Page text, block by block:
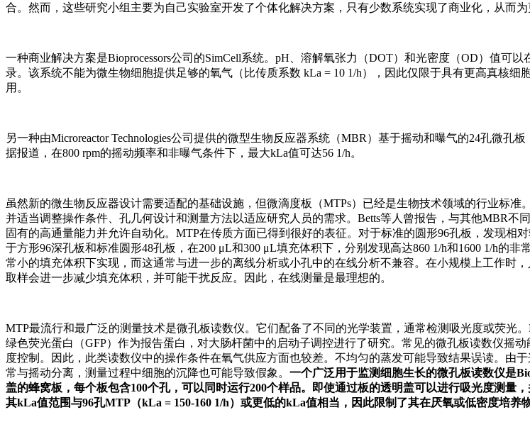
合。然而，这些研究小组主要为自己实验室开发了个体化解决方案，只有少数系统实现了商业化，从而为
一种商业解决方案是Bioprocessors公司的SimCell系统。pH、溶解氧张力（DOT）和光密度（OD）值可
录。该系统不能为微生物细胞提供足够的氧气（比传质系数 kLa = 10 1/h），因此仅限于具有更高真核细
用。
另一种由Microreactor Technologies公司提供的微型生物反应器系统（MBR）基于摇动和曝气的24孔微孔
据报道，在800 rpm的摇动频率和非曝气条件下，最大kLa值可达56 1/h。
虽然新的微生物反应器设计需要适配的基础设施，但微滴度板（MTPs）已经是生物技术领域的行业标准
并适当调整操作条件、孔几何设计和测量方法以适应研究人员的需求。Betts等人曾报告，与其他MBR不
固有的高通量能力并允许自动化。MTP在传质方面已得到很好的表征。对于标准的圆形96孔板，发现相
于方形96深孔板和标准圆形48孔板，在200 μL和300 μL填充体积下，分别发现高达860 1/h和1600 1/h的非
常小的填充体积下实现，而这通常与进一步的离线分析或小孔中的在线分析不兼容。在小规模上工作时，
取样会进一步减少填充体积，并可能干扰反应。因此，在线测量是最理想的。
MTP最流行和最广泛的测量技术是微孔板读数仪。它们配备了不同的光学装置，通常检测吸光度或荧光
绿色荧光蛋白（GFP）作为报告蛋白，对大肠杆菌中的启动子调控进行了研究。常见的微孔板读数仪摇
度控制。因此，此类读数仪中的操作条件在氧气供应方面也较差。不均匀的蒸发可能导致结果误读。由
常与摇动分离，测量过程中细胞的沉降也可能导致假象。 一个广泛用于监测细胞生长的微孔板读数仪是
盖的蜂窝板，每个板包含100个孔，可以同时运行200个样品。即使通过板的透明盖可以进行吸光度测量
其kLa值范围与96孔MTP（kLa = 150-160 1/h）或更低的kLa值相当，因此限制了其在厌氧或低密度培养